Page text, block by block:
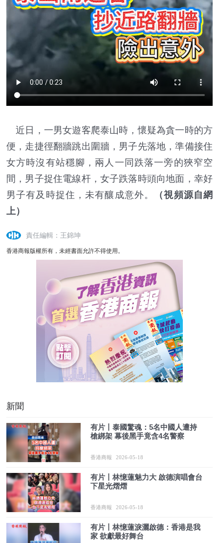
近日，一男女遊客爬泰山時，懷疑為貪一時的方
便，走捷徑翻牆跳出圍牆，男子先落地，準備接住
女方時沒有站穩腳，兩人一同跌落一旁的狹窄空
間，男子捉住電線杆，女子跌落時頭向地面，幸好
男子有及時捉住，未有釀成意外。
（視頻源自網
上）
責任編輯：王錦坤
香港商報版權所有，未經書面允許不得使用。
新聞
有片丨泰國驚魂：5名中國人遭持
槍綁架 幕後黑手竟含4名警察
香港商報 2026-05-18
有片丨林憶蓮魅力大 啟德演唱會台
下星光熠熠
香港商報 2026-05-18
有片丨林憶蓮淚灑啟德：香港是我
家 欲獻最好舞台